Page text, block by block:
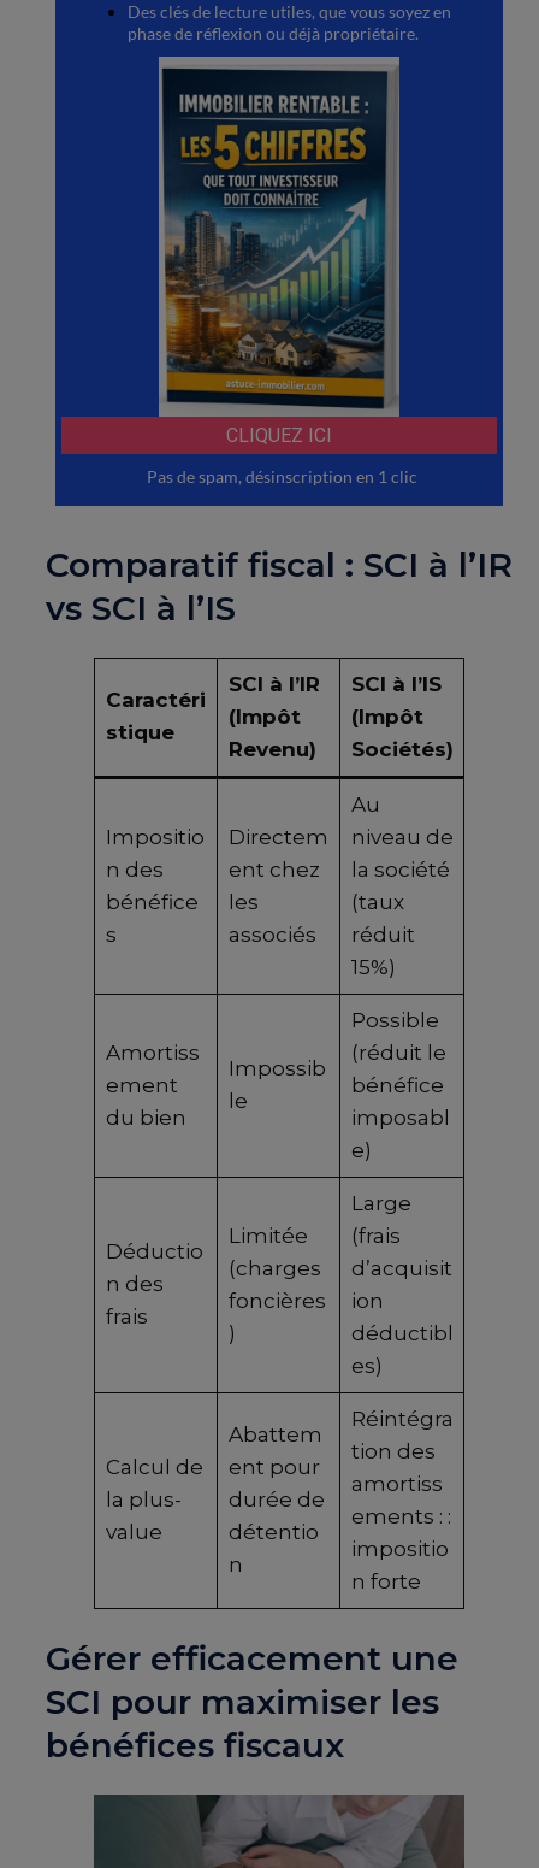
Comparatif fiscal : SCI à l’IR
vs SCI à l’IS
Caractéri
stique
SCI à l’IR
(Impôt
Revenu)
SCI à l’IS
(Impôt
Sociétés)
Impositio
n des
bénéfice
s
Directem
ent chez
les
associés
Au
niveau de
la société
(taux
réduit
15%)
Amortiss
ement
du bien
Impossib
le
Possible
(réduit le
bénéfice
imposabl
e)
Déductio
n des
frais
Limitée
(charges
foncières
)
Large
(frais
d’acquisit
ion
déductibl
es)
Calcul de
la plus-
value
Abattem
ent pour
durée de
détentio
n
Réintégra
tion des
amortiss
ements : :
impositio
n forte
Gérer efficacement une
SCI pour maximiser les
bénéfices fiscaux